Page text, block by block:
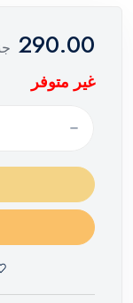
290.00
غير متوفر